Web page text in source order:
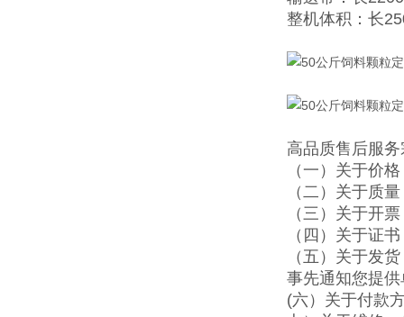
整机体积：长
高品质售后服
（一）关于价
（二）关于质
（三）关于开
（四）关于证
（五）关于发
事先通知您提
(六）关于付款